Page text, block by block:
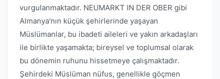
vurgulanmaktadır. NEUMARKT IN DER OBER gibi
Almanya'nın küçük şehirlerinde yaşayan
Müslümanlar, bu ibadeti aileleri ve yakın arkadaşları
ile birlikte yaşamakta; bireysel ve toplumsal olarak
bu dönemin ruhunu hissetmeye çalışmaktadır.
Şehirdeki Müslüman nüfus, genellikle göçmen